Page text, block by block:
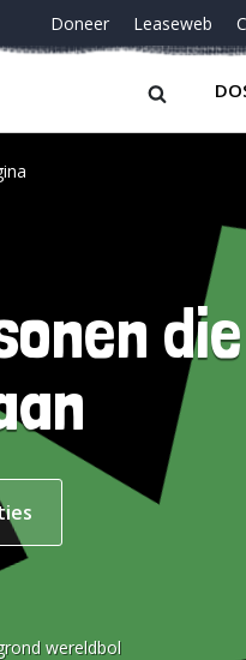
Doneer Leaseweb
wereldbol